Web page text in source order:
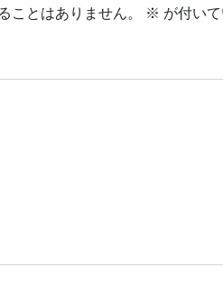
ことはありません。 ※ が付い